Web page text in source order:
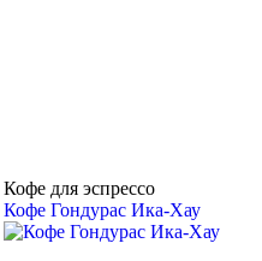
Кофе для эспрессо
Кофе Гондурас Ика-Хау